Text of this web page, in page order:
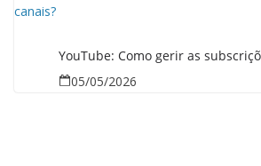
YouTube: Como gerir as
05/05/2026